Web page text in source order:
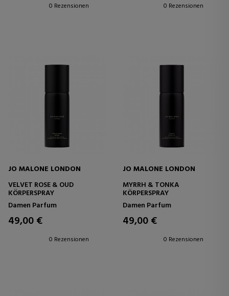
0 Rezensionen
0 Rezensionen
JO MALONE LONDON
VELVET ROSE & OUD
KÖRPERSPRAY
Damen Parfum
49,00 €
0 Rezensionen
JO MALONE LONDON
MYRRH & TONKA
KÖRPERSPRAY
Damen Parfum
49,00 €
0 Rezensionen